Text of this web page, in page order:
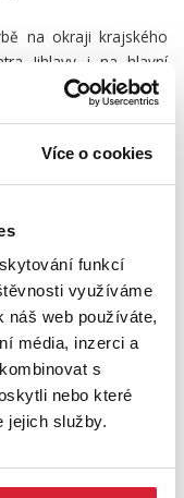
Více o cookies
funkcí
využíváme
náš web používáte,
média, inzerci a
s
nebo které
jejich služby.
na okraji krajského
Jihlavy i na hlavní
místu jedinečnou
sport i odpočinek v
se o ní dozvědět více
nás kdykoliv